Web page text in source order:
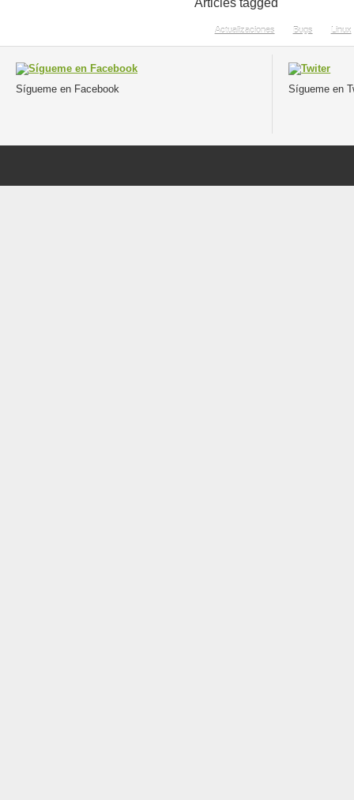
Articles tagged
Actualizaciones Bugs Linux
Sígueme en Facebook Sígueme en